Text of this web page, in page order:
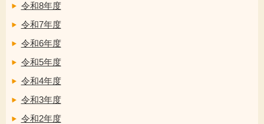
令和8年度
令和7年度
令和6年度
令和5年度
令和4年度
令和3年度
令和2年度